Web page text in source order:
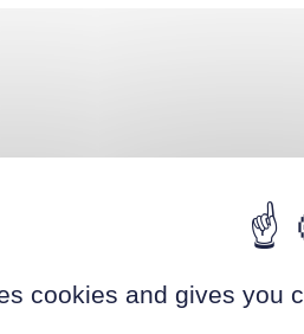
un sport en équipe ? La
dans la brochure Envie
sont sur pré-inscriptions sur
donnés à titre indicatif et
de la Ville.
cookies and gives you